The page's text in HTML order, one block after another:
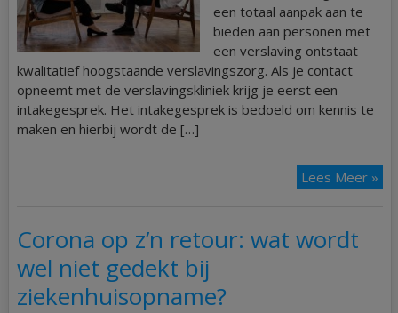
een totaal aanpak aan te
bieden aan personen met
een verslaving ontstaat
kwalitatief hoogstaande verslavingszorg. Als je contact
opneemt met de verslavingskliniek krijg je eerst een
intakegesprek. Het intakegesprek is bedoeld om kennis te
maken en hierbij wordt de […]
Lees Meer »
Corona op z’n retour: wat wordt
wel niet gedekt bij
ziekenhuisopname?